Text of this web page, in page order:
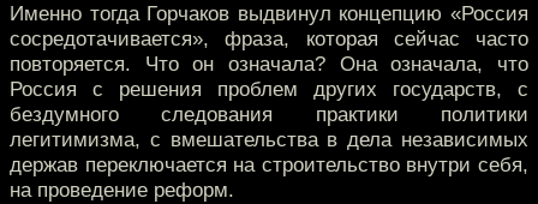
Именно тогда Горчаков выдвинул концепцию «Россия
сосредотачивается», фраза, которая сейчас часто
повторяется. Что он означала? Она означала, что
Россия с решения проблем других государств, с
бездумного следования практики политики
легитимизма, с вмешательства в дела независимых
держав переключается на строительство внутри себя,
на проведение реформ.